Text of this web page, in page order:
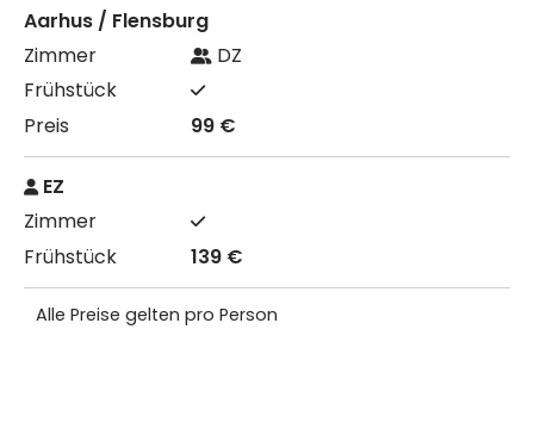
Aarhus / Flensburg
DZ
99 €
EZ
139 €
Alle Preise gelten pro Person